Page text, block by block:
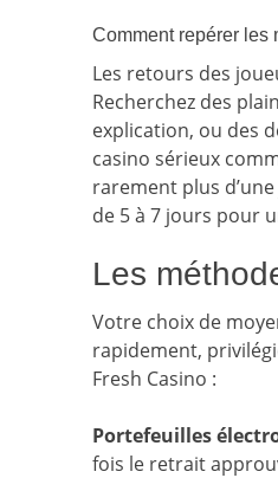
Comment repérer les
Les retours des
Recherchez des
explication, ou des
casino sérieux
rarement plus
de 5 à 7 jours pour
Les
Votre choix de
rapidement,
Fresh Casino :
Portefeuilles
fois le retrait